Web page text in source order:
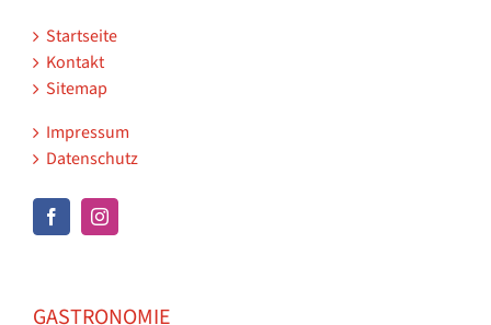
Startseite
Kontakt
Sitemap
Impressum
Datenschutz
GASTRONOMIE